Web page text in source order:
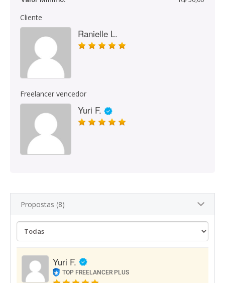
Cliente
Ranielle L.
Freelancer vencedor
Yuri F.
Propostas (8)
Yuri F.
TOP FREELANCER PLUS